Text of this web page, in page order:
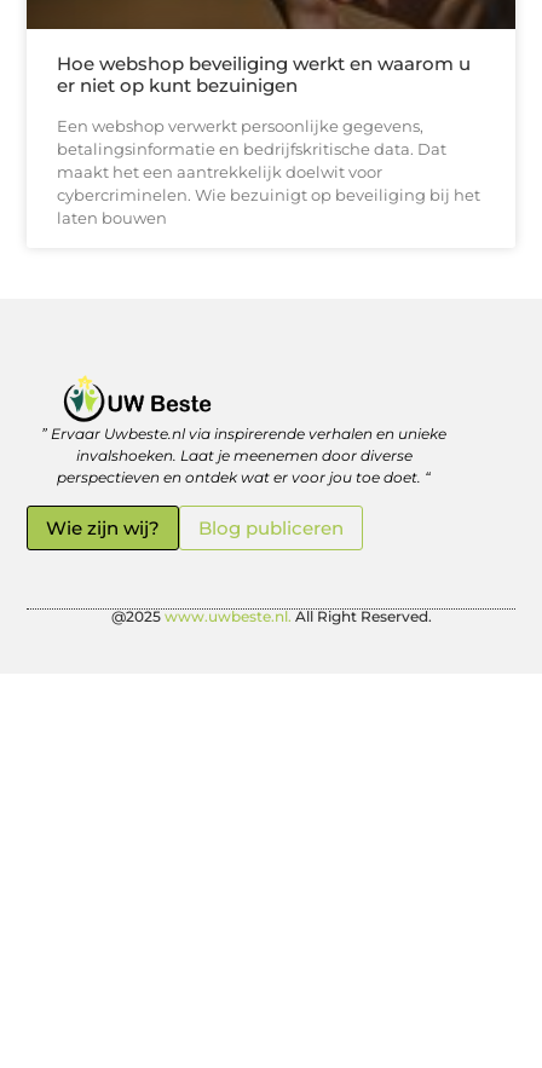
Hoe webshop beveiliging werkt en waarom u
er niet op kunt bezuinigen
Een webshop verwerkt persoonlijke gegevens,
betalingsinformatie en bedrijfskritische data. Dat
maakt het een aantrekkelijk doelwit voor
cybercriminelen. Wie bezuinigt op beveiliging bij het
laten bouwen
” Ervaar Uwbeste.nl via inspirerende verhalen en unieke
invalshoeken. Laat je meenemen door diverse
perspectieven en ontdek wat er voor jou toe doet. “
Wie zijn wij? Blog publiceren
@2025 www.uwbeste.nl. All Right Reserved.